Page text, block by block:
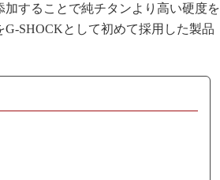
することで純チタンより高い硬度を
SHOCKとして初めて採用した製品